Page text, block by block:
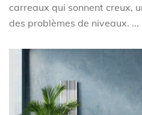
carreaux qui sonnent creux,
des problèmes de niveaux. ...